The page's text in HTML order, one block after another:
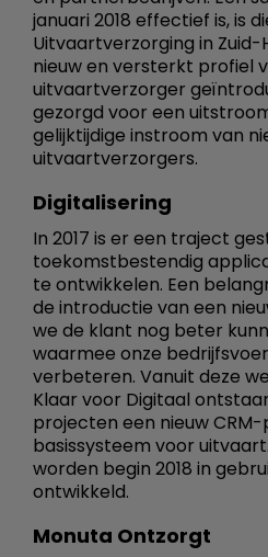
januari 2018 effectief is, is
Uitvaartverzorging in Zuid-
nieuw en versterkt profiel
uitvaartverzorger
gezorgd voor een
gelijktijdige instroom van
uitvaartverzorgers.
Digitalisering
In 2017 is er een traject
toekomstbestendig
te ontwikkelen. Een
de introductie van een
we de klant nog beter
waarmee onze
verbeteren. Vanuit deze
Klaar voor Digitaal
projecten een nieuw
basissysteem voor
worden begin 2018 in
ontwikkeld.
Monuta Ontzorgt